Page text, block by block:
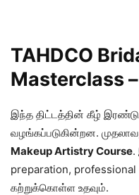
TAHDCO
Masterclass
இந்த திட்டத்தின் கீழ் இரண்டு
வழங்கப்படுகின்றன.
Makeup Artistry Course.
preparation,
கற்றுக்கொள்ள உதவும்.